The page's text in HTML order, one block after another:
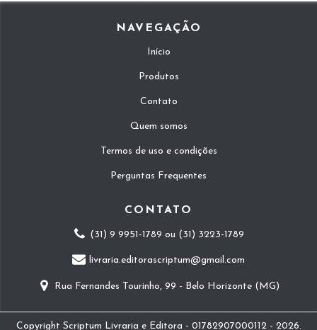
NAVEGAÇÃO
Início
Produtos
Contato
Quem somos
Termos de uso e condições
Perguntas Frequentes
CONTATO
(31) 9 9951-1789 ou (31) 3223-1789
livraria.editorascriptum@gmail.com
Rua Fernandes Tourinho, 99 - Belo Horizonte (MG)
Copyright Scriptum Livraria e Editora - 01782907000112 - 2026.